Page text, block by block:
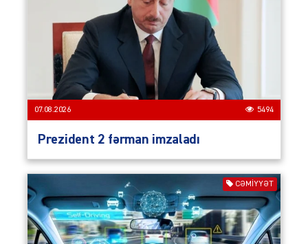
07.08.2026 5494
Prezident 2 fərman imzaladı
CƏMIYYƏT